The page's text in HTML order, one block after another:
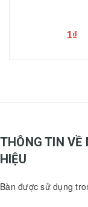
1₫
THÔNG TIN VỀ
HIỆU
Bàn được sử dụng